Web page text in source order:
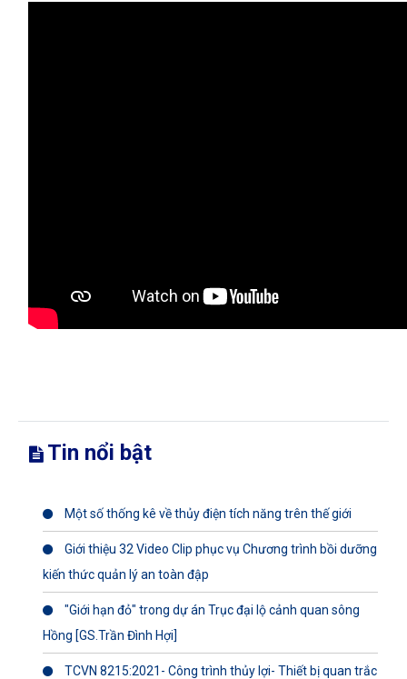
Tin nổi bật
Một số thống kê về thủy điện tích năng trên thế giới
Giới thiệu 32 Video Clip phục vụ Chương trình bồi dưỡng
kiến thức quản lý an toàn đập
"Giới hạn đỏ" trong dự án Trục đại lộ cảnh quan sông
Hồng [GS.Trần Đình Hợi]
TCVN 8215:2021- Công trình thủy lợi- Thiết bị quan trắc